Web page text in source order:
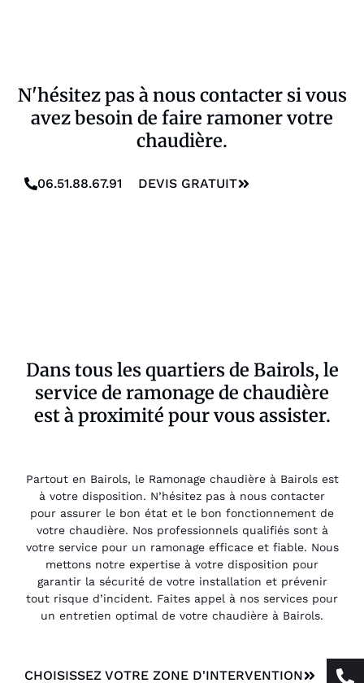
N'hésitez pas à nous contacter si vous
avez besoin de faire ramoner votre
chaudière.
06.51.88.67.91 DEVIS GRATUIT
Dans tous les quartiers de Bairols, le
service de ramonage de chaudière
est à proximité pour vous assister.
Partout en Bairols, le Ramonage chaudière à Bairols est
à votre disposition. N’hésitez pas à nous contacter
pour assurer le bon état et le bon fonctionnement de
votre chaudière. Nos professionnels qualifiés sont à
votre service pour un ramonage efficace et fiable. Nous
mettons notre expertise à votre disposition pour
garantir la sécurité de votre installation et prévenir
tout risque d’incident. Faites appel à nos services pour
un entretien optimal de votre chaudière à Bairols.
CHOISISSEZ VOTRE ZONE D'INTERVENTION